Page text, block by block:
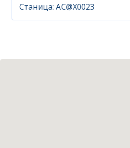
Станица: АС@X0023